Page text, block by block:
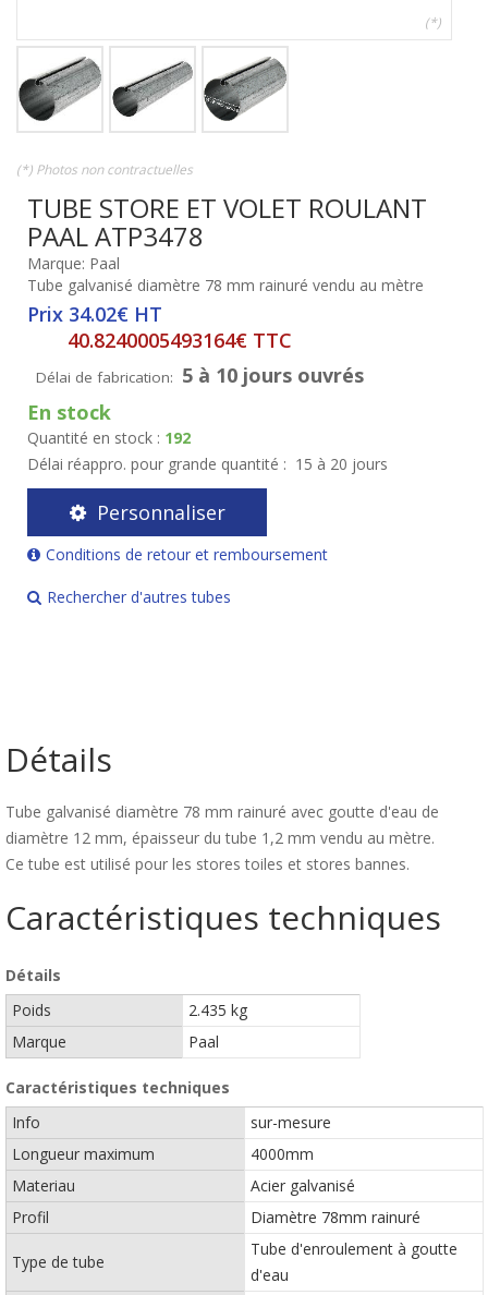
(*)
(*) Photos non contractuelles
TUBE STORE ET VOLET ROULANT
PAAL ATP3478
Marque: Paal
Tube galvanisé diamètre 78 mm rainuré vendu au mètre
Prix 34.02€ HT
40.8240005493164€ TTC
Délai de fabrication: 5 à 10 jours ouvrés
En stock
Quantité en stock : 192
Délai réappro. pour grande quantité : 15 à 20 jours
Personnaliser
Conditions de retour et remboursement
Rechercher d'autres tubes
Détails
Tube galvanisé diamètre 78 mm rainuré avec goutte d'eau de
diamètre 12 mm, épaisseur du tube 1,2 mm vendu au mètre.
Ce tube est utilisé pour les stores toiles et stores bannes.
Caractéristiques techniques
Détails
Poids
2.435 kg
Marque
Paal
Caractéristiques techniques
Info
sur-mesure
Longueur maximum
4000mm
Materiau
Acier galvanisé
Profil
Diamètre 78mm rainuré
Type de tube
Tube d'enroulement à goutte
d'eau